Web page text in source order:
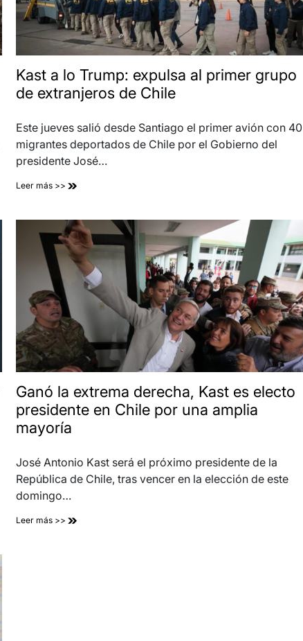
Kast a lo Trump: expulsa al primer grupo
de extranjeros de Chile
Este jueves salió desde Santiago el primer avión con 40
migrantes deportados de Chile por el Gobierno del
presidente José…
Leer más >>
Ganó la extrema derecha, Kast es electo
presidente en Chile por una amplia
mayoría
José Antonio Kast será el próximo presidente de la
República de Chile, tras vencer en la elección de este
domingo…
Leer más >>